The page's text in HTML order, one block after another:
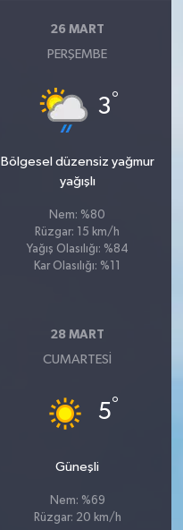
26 MART
PERŞEMBE
3°
Bölgesel düzensiz yağmur
yağışlı
Nem: %80
Rüzgar: 15 km/h
Yağış Olasılığı: %84
Kar Olasılığı: %11
28 MART
CUMARTESI
5°
Güneşli
Nem: %69
Rüzgar: 20 km/h